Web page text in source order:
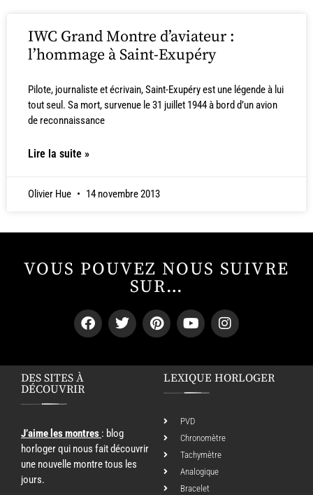
IWC Grand Montre d’aviateur :
l’hommage à Saint-Exupéry
Pilote, journaliste et écrivain, Saint-Exupéry est une légende à lui
tout seul. Sa mort, survenue le 31 juillet 1944 à bord d’un avion
de reconnaissance
Lire la suite »
Olivier Hue 14 novembre 2013
VOUS POUVEZ NOUS SUIVRE
SUR…
DES SITES À
DÉCOUVRIR
J’aime les montres : blog
horloger qui nous fait découvrir
une nouvelle montre tous les
jours.
LEXIQUE HORLOGER
PVD
Chronomètre
Tachymètre
Analogique
Bracelet